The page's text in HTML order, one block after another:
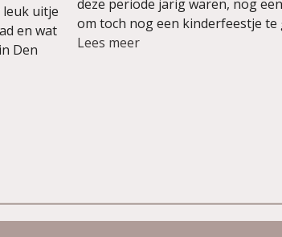
leuk uitje
en wat
Den
deze periode jarig waren, nog
om toch nog een kinderfeestje te
Lees meer